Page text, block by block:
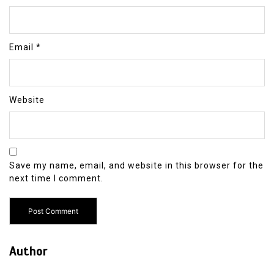
Email *
Website
Save my name, email, and website in this browser for the
next time I comment.
Author